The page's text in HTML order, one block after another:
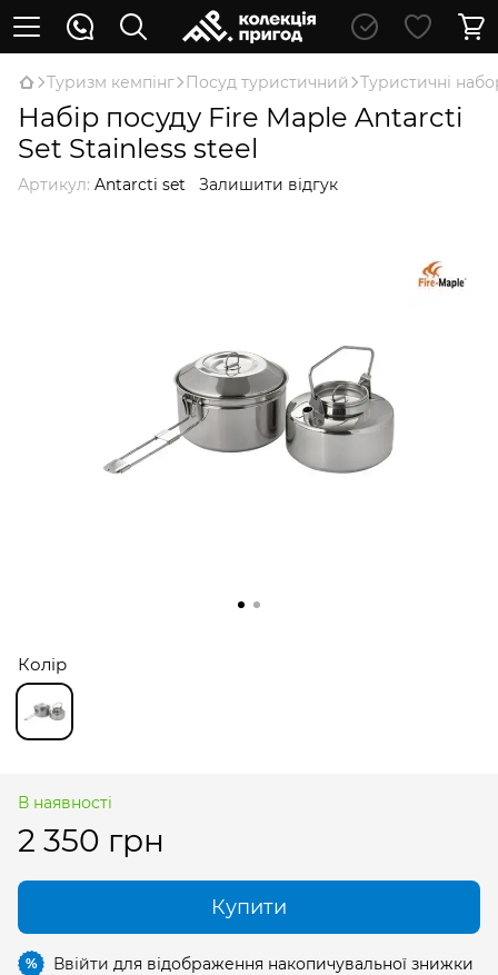
Туризм кемпінг Посуд туристичний Туристичні
Набір посуду Fire Maple Antarcti
Set Stainless steel
Артикул: Antarcti set Залишити відгук
Колір
В наявності
2 350 грн
Купити
% Ввійти для відображення накопичувальної знижки